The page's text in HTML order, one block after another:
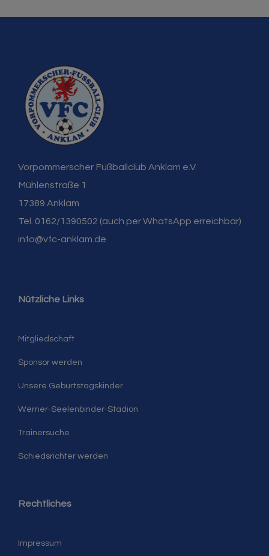
Vorpommerscher Fußballclub Anklam e.V.
Mühlenstraße 1
17389 Anklam
Tel. 0162/1390502 (auch per WhatsApp erreichbar)
info@vfc-anklam.de
Nützliche Links
Mitgliedschaft
Sponsor werden
Unsere Geburtstagskinder
Werner-Seelenbinder-Stadion
Trainersuche
Schiedsrichter werden
Rechtliches
Impressum